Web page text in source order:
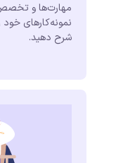
مهارت‌ها و
نمونه‌کارهای
شرح دهید.